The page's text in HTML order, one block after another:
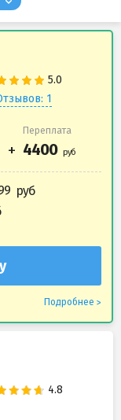
1
Переплата
Подробнее